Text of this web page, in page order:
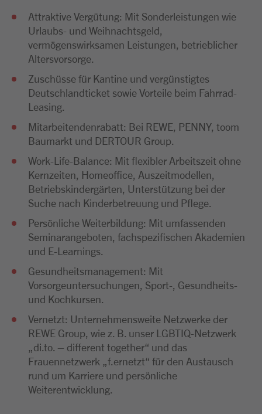
Attraktive Vergütung: Mit Sonderleistungen wie
Urlaubs- und Weihnachtsgeld,
vermögenswirksamen Leistungen, betrieblicher
Altersvorsorge.
Zuschüsse für Kantine und vergünstigtes
Deutschlandticket sowie Vorteile beim Fahrrad-
Leasing.
Mitarbeitendenrabatt: Bei REWE, PENNY, toom
Baumarkt und DERTOUR Group.
Work-Life-Balance: Mit flexibler Arbeitszeit ohne
Kernzeiten, Homeoffice, Auszeitmodellen,
Betriebskindergärten, Unterstützung bei der
Suche nach Kinderbetreuung und Pflege.
Persönliche Weiterbildung: Mit umfassenden
Seminarangeboten, fachspezifischen Akademien
und E-Learnings.
Gesundheitsmanagement: Mit
Vorsorgeuntersuchungen, Sport-, Gesundheits-
und Kochkursen.
Vernetzt: Unternehmensweite Netzwerke der
REWE Group, wie z. B. unser LGBTIQ-Netzwerk
„di.to. – different together“ und das
Frauennetzwerk „f.ernetzt“ für den Austausch
rund um Karriere und persönliche
Weiterentwicklung.